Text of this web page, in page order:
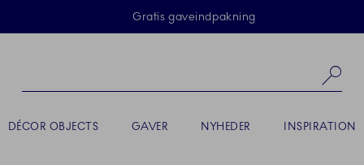
Skip Navigation
Gratis gaveindpakning
DÉCOR OBJECTS GAVER NYHEDER INSPIRATION